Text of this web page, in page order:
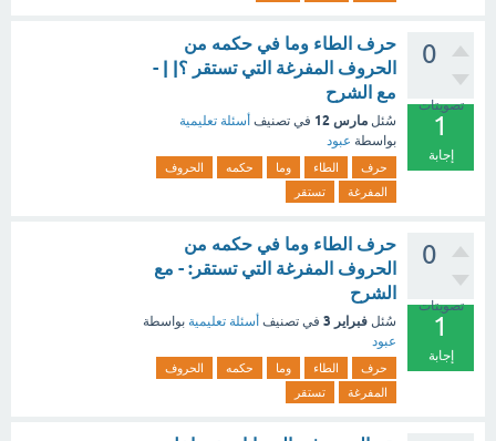
0
تصويتات
1
إجابة
حرف الطاء وما في حكمه من
الحروف المفرغة التي تستقر ؟| | -
مع الشرح
سُئل مارس 12 في تصنيف أسئلة تعليمية
بواسطة عبود
حرف الطاء وما حكمه
الحروف
المفرغة
تستقر
0
تصويتات
1
إجابة
حرف الطاء وما في حكمه من
الحروف المفرغة التي تستقر: - مع
الشرح
سُئل فبراير 3 في تصنيف أسئلة تعليمية بواسطة
عبود
حرف الطاء وما حكمه
الحروف
المفرغة
تستقر